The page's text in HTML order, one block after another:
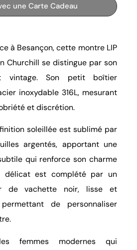
une Carte Cadeau
à Besançon, cette montre LIP
Churchill se distingue par son
vintage. Son petit boîtier
inoxydable 316L, mesurant
et discrétion.
soleillée est sublimé par
argentés, apportant une
qui renforce son charme
délicat est complété par un
de vachette noir, lisse et
permettant de personnaliser
femmes modernes qui